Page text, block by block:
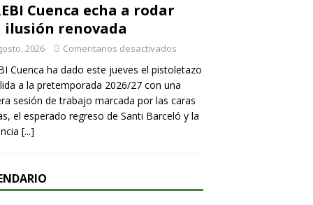
Cuenca echa a rodar
ilusión renovada
2026 Comentarios desactivados
Cuenca ha dado este jueves el pistoletazo
a la pretemporada 2026/27 con una
sesión de trabajo marcada por las caras
el esperado regreso de Santi Barceló y la
[...]